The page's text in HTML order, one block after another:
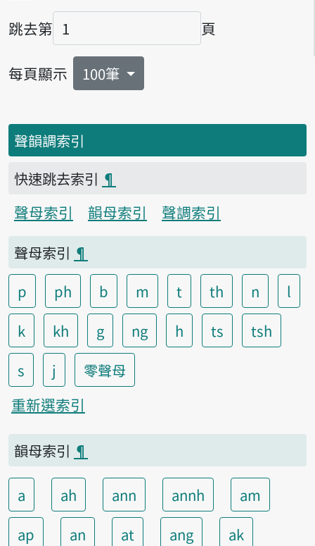
跳去第
頁碼
頁
每頁顯示 100筆
聲韻調索引
快速跳去索引 ¶
聲母索引
韻母索引
聲調索引
聲母索引 ¶
p
ph b m t th n
l
k
kh g ng h ts
tsh
s
j
零聲母
重新選索引
韻母索引 ¶
a ah ann annh
am
ap
an at ang ak